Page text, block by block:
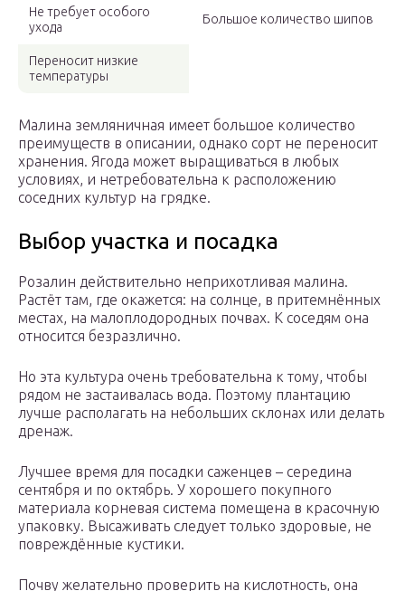
Не требует особого
ухода
Большое количество шипов
Переносит низкие
температуры
Малина земляничная имеет большое количество
преимуществ в описании, однако сорт не переносит
хранения. Ягода может выращиваться в любых
условиях, и нетребовательна к расположению
соседних культур на грядке.
Выбор участка и посадка
Розалин действительно неприхотливая малина.
Растёт там, где окажется: на солнце, в притемнённых
местах, на малоплодородных почвах. К соседям она
относится безразлично.
Но эта культура очень требовательна к тому, чтобы
рядом не застаивалась вода. Поэтому плантацию
лучше располагать на небольших склонах или делать
дренаж.
Лучшее время для посадки саженцев – середина
сентября и по октябрь. У хорошего покупного
материала корневая система помещена в красочную
упаковку. Высаживать следует только здоровые, не
повреждённые кустики.
Почву желательно проверить на кислотность, она